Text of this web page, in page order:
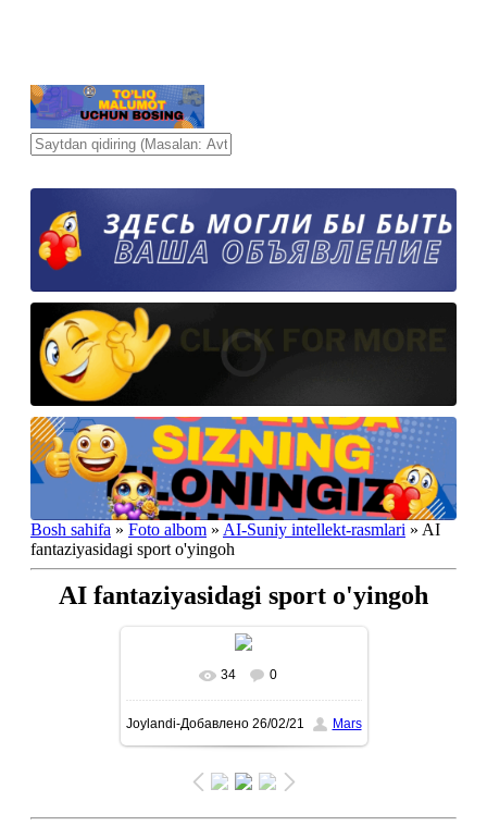
Bosh sahifa » Foto albom » AI-Suniy intellekt-rasmlari » AI
fantaziyasidagi sport o'yingoh
AI fantaziyasidagi sport o'yingoh
To'liq ko'rish-В реальном
размере 1080x1434/ 348.7Kb
34 0
Joylandi-Добавлено26/02/21 Mars